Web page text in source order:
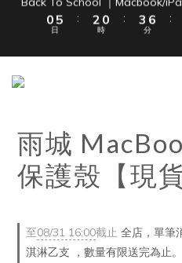
單筆滿
0 5
4
2
日
:
2
1
0
時
:
3
2
0
6
5
3
分
:
單筆滿
雨城
保護殼【現貨
至08/31 16:00截止 全店，單筆
淇淋乙支 ，數量有限送完為止。